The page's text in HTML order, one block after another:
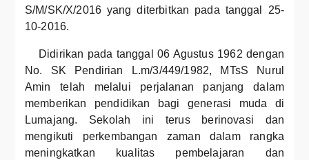
S/M/SK/X/2016 yang diterbitkan pada tanggal 25-
10-2016.
Didirikan pada tanggal 06 Agustus 1962 dengan
No. SK Pendirian L.m/3/449/1982, MTsS Nurul
Amin telah melalui perjalanan panjang dalam
memberikan pendidikan bagi generasi muda di
Lumajang. Sekolah ini terus berinovasi dan
mengikuti perkembangan zaman dalam rangka
meningkatkan kualitas pembelajaran dan